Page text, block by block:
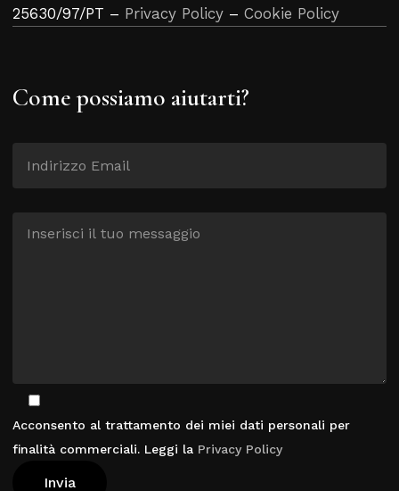
25630/97/PT – Privacy Policy – Cookie Policy
Come possiamo aiutarti?
Acconsento al trattamento dei miei dati personali per
finalità commerciali. Leggi la Privacy Policy